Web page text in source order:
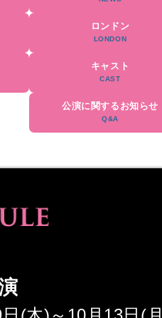
ロンドン
キャスト
公演に関するお知らせ